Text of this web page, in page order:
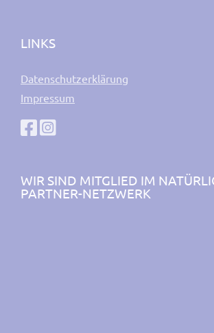
LINKS
Datenschutzerklärung
Impressum
WIR SIND MITGLIED IM
PARTNER-NETZWERK